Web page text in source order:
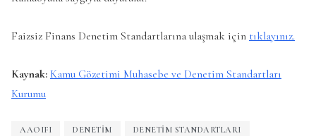
Faizsiz Finans Denetim Standartlarına ulaşmak için tıklayınız.
Kaynak: Kamu Gözetimi Muhasebe ve Denetim Standartları
Kurumu
AAOIFI DENETIM DENETIM STANDARTLARI